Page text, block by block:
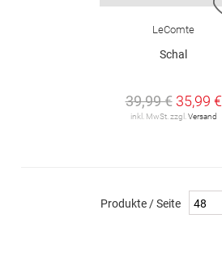
LeComte
Schal
39,99 € 35,99 €
inkl. MwSt. zzgl. Versand
Produkte / Seite